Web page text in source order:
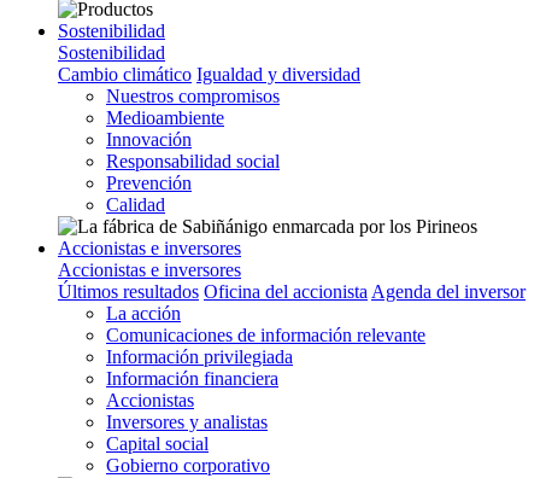
Sostenibilidad
Sostenibilidad
Cambio climático Igualdad y diversidad
Nuestros compromisos
Medioambiente
Innovación
Responsabilidad social
Prevención
Calidad
Accionistas e inversores
Accionistas e inversores
Últimos resultados Oficina del accionista Agenda del inversor
La acción
Comunicaciones de información relevante
Información privilegiada
Información financiera
Accionistas
Inversores y analistas
Capital social
Gobierno corporativo